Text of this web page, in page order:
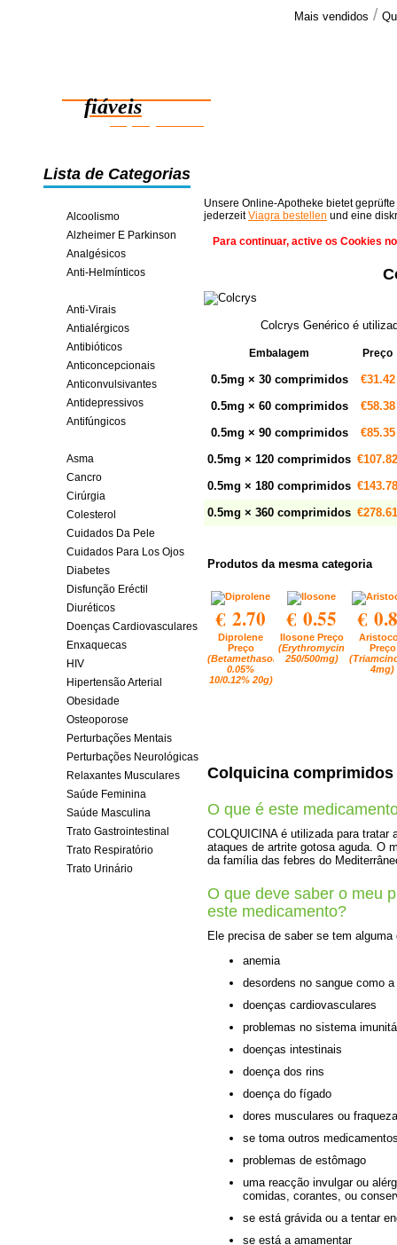
Mais vendidos /
fiáveis
poupança online
Lista de Categorias
Alcoolismo
Alzheimer E Parkinson
Analgésicos
Anti-Helmínticos
Anti-Virais
Antialérgicos
Antibióticos
Anticoncepcionais
Anticonvulsivantes
Antidepressivos
Antifúngicos
Asma
Cancro
Cirúrgia
Colesterol
Cuidados Da Pele
Cuidados Para Los Ojos
Diabetes
Disfunção Eréctil
Diuréticos
Doenças Cardiovasculares
Enxaquecas
HIV
Hipertensão Arterial
Obesidade
Osteoporose
Perturbações Mentais
Perturbações Neurológicas
Relaxantes Musculares
Saúde Feminina
Saúde Masculina
Trato Gastrointestinal
Trato Respiratório
Trato Urinário
Unsere Online-Apotheke bietet
jederzeitViagra bestellen und eine
Para continuar, active os Cookies
Colcrys Genérico é
Embalagem Preço
0.5mg × 30 comprimidos
€31.42
0.5mg × 60 comprimidos
€58.38
0.5mg × 90 comprimidos
€85.35
0.5mg × 120 comprimidos €107.82
0.5mg × 180 comprimidos €143.78
0.5mg × 360 comprimidos €278.61
Produtos da mesma categoria
€ 2.70
Diprolene
Preço
(Betamethasone
0.05%
10/0.12% 20g)
€ 0.55
Ilosone Preço
(Erythromycin
250/500mg)
€
Preço
4mg)
Colquicina comprimidos
O que é este
COLQUICINA é utilizada para
ataques de artrite gotosa aguda. O
da família das febres do
O que deve saber o meu
este medicamento?
Ele precisa de saber se tem
anemia
desordens no sangue como
doenças cardiovasculares
problemas no sistema
doenças intestinais
doença dos rins
doença do fígado
dores musculares ou fraqueza
se toma outros
problemas de estômago
uma reacção invulgar ou
comidas, corantes, ou
se está grávida ou a tentar
se está a amamentar